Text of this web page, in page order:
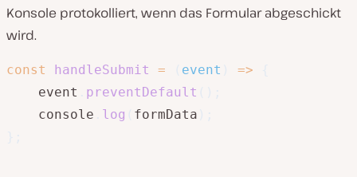
Konsole protokolliert, wenn das Formular abgeschickt
wird.
const handleSubmit = event =>
    event
preventDefault
    console
log formData